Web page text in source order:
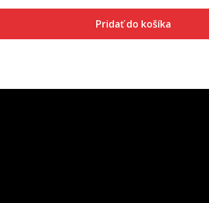
Pridať do košíka